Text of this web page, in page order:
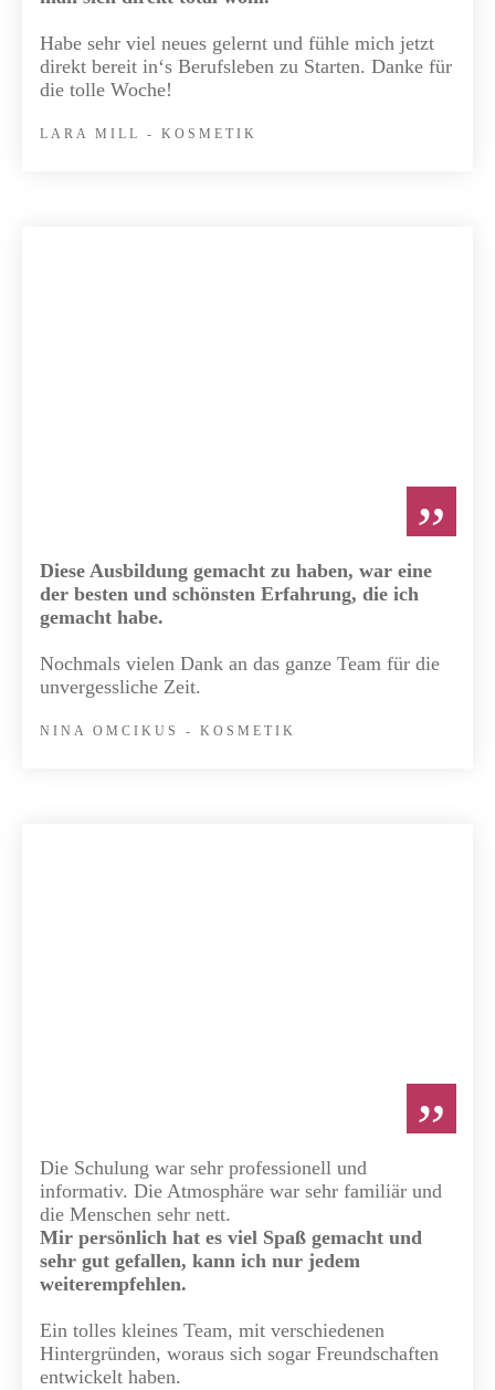
Habe sehr viel neues gelernt und fühle mich jetzt
direkt bereit in‘s Berufsleben zu Starten. Danke für
die tolle Woche!
LARA MILL - KOSMETIK
”
Diese Ausbildung gemacht zu haben, war eine
der besten und schönsten Erfahrung, die ich
gemacht habe.
Nochmals vielen Dank an das ganze Team für die
unvergessliche Zeit.
NINA OMCIKUS - KOSMETIK
”
Die Schulung war sehr professionell und
informativ. Die Atmosphäre war sehr familiär und
die Menschen sehr nett.
Mir persönlich hat es viel Spaß gemacht und
sehr gut gefallen, kann ich nur jedem
weiterempfehlen.
Ein tolles kleines Team, mit verschiedenen
Hintergründen, woraus sich sogar Freundschaften
entwickelt haben.